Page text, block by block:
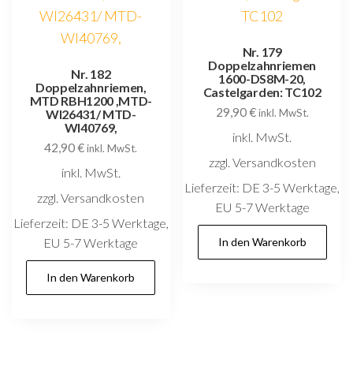
Nr. 182
Doppelzahnriemen,
MTD RBH1200 ,MTD-
WI26431/ MTD-
WI40769,
42,90€ inkl. MwSt.
inkl. MwSt.
zzgl. Versandkosten
Lieferzeit: DE 3-5 Werktage,
EU 5-7 Werktage
In den Warenkorb
Nr. 179
Doppelzahnriemen
1600-DS8M-20,
Castelgarden: TC102
29,90€ inkl. MwSt.
inkl. MwSt.
zzgl. Versandkosten
Lieferzeit: DE 3-5 Werktage,
EU 5-7 Werktage
In den Warenkorb